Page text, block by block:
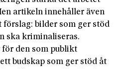
artikeln innehåller även
förslag: bilder som ger stöd
ska kriminaliseras.
den som publikt
budskap som ger stöd åt